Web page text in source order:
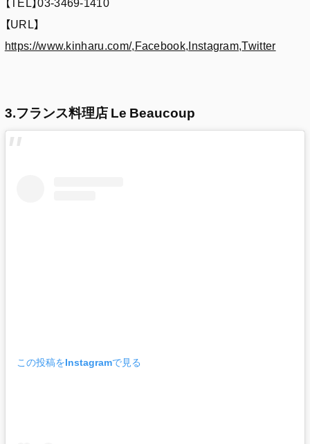
【URL】
https://www.kinharu.com/,Facebook,Instagram,Twitter
3.フランス料理店 Le Beaucoup
この投稿をInstagramで見る